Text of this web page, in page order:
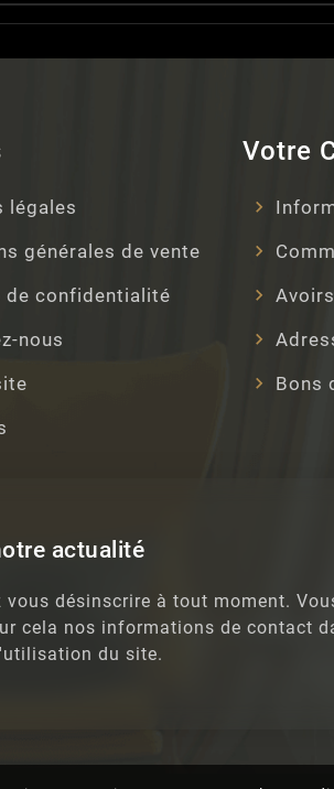
légales
générales de vente
de confidentialité
nous
Votre
Avoirs
Bons
actualité
vous désinscrire à tout moment.
cela nos informations de contact
du site.